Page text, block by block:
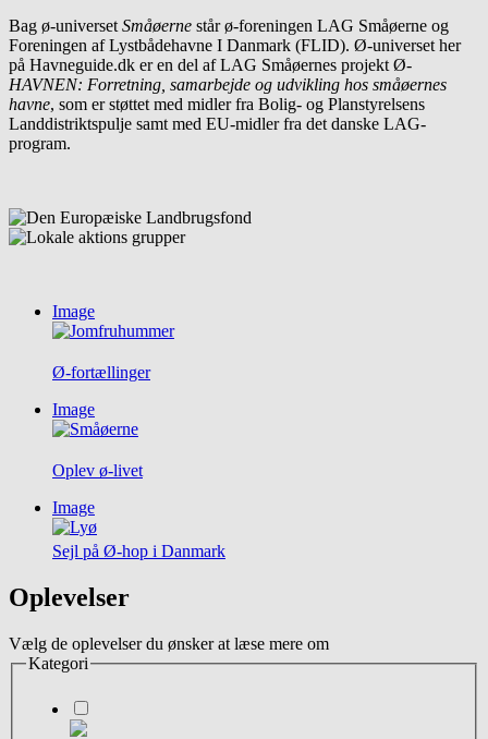
Bag ø-universet Småøerne står ø-foreningen LAG Småøerne og
Foreningen af Lystbådehavne I Danmark (FLID). Ø-universet her
på Havneguide.dk er en del af LAG Småøernes projekt Ø-
HAVNEN: Forretning, samarbejde og udvikling hos småøernes
havne, som er støttet med midler fra Bolig- og Planstyrelsens
Landdistriktspulje samt med EU-midler fra det danske LAG-
program.
Image
Ø-fortællinger
Image
Oplev ø-livet
Image
Sejl på Ø-hop i Danmark
Oplevelser
Vælg de oplevelser du ønsker at læse mere om
Kategori